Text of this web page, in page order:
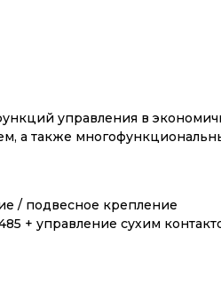
управления в
а также
/ подвесное крепление
+ управление сухим